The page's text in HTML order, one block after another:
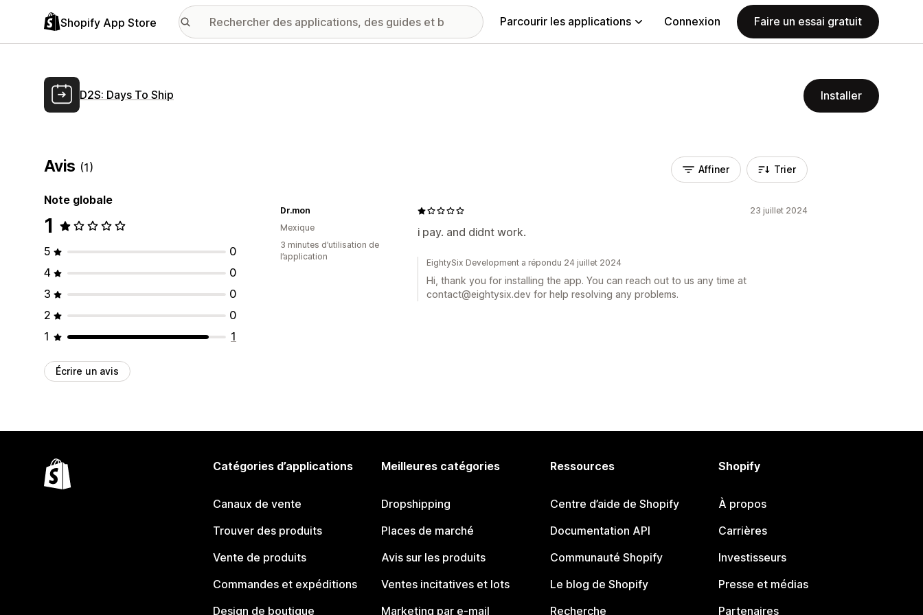
Shopify App Store Parcourir les applications Connexion Faire un essai gratuit
D2S: Days To Ship Installer
Avis (1)
Note globale
1
5
0
4
0
3
0
2
0
1
1
Écrire un avis
Affiner Trier
23 juillet 2024
i pay. and didnt work.
Dr.mon
Mexique
3 minutes d’utilisation de
l’application
EightySix Development a répondu 24 juillet 2024
Hi, thank you for installing the app. You can reach out to us any time at
contact@eightysix.dev for help resolving any problems.
Catégories d’applications
Canaux de vente
Trouver des produits
Vente de produits
Commandes et expéditions
Design de boutique
Meilleures catégories
Dropshipping
Places de marché
Avis sur les produits
Ventes incitatives et lots
Marketing par e-mail
Ressources
Centre d’aide de Shopify
Documentation API
Communauté Shopify
Le blog de Shopify
Recherche
Shopify
À propos
Carrières
Investisseurs
Presse et médias
Partenaires